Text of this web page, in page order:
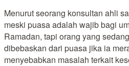
Menurut seorang konsultan ahli
meski puasa adalah wajib bagi
Ramadan, tapi orang yang
dibebaskan dari puasa jika ia
menyebabkan masalah terkait